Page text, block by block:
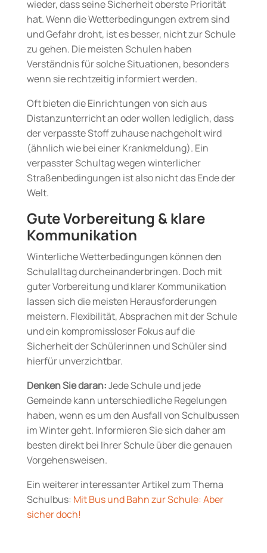
wieder, dass seine Sicherheit oberste Priorität
hat. Wenn die Wetterbedingungen extrem sind
und Gefahr droht, ist es besser, nicht zur Schule
zu gehen. Die meisten Schulen haben
Verständnis für solche Situationen, besonders
wenn sie rechtzeitig informiert werden.
Oft bieten die Einrichtungen von sich aus
Distanzunterricht an oder wollen lediglich, dass
der verpasste Stoff zuhause nachgeholt wird
(ähnlich wie bei einer Krankmeldung). Ein
verpasster Schultag wegen winterlicher
Straßenbedingungen ist also nicht das Ende der
Welt.
Gute Vorbereitung & klare
Kommunikation
Winterliche Wetterbedingungen können den
Schulalltag durcheinanderbringen. Doch mit
guter Vorbereitung und klarer Kommunikation
lassen sich die meisten Herausforderungen
meistern. Flexibilität, Absprachen mit der Schule
und ein kompromissloser Fokus auf die
Sicherheit der Schülerinnen und Schüler sind
hierfür unverzichtbar.
Denken Sie daran:Jede Schule und jede
Gemeinde kann unterschiedliche Regelungen
haben, wenn es um den Ausfall von Schulbussen
im Winter geht. Informieren Sie sich daher am
besten direkt bei Ihrer Schule über die genauen
Vorgehensweisen.
Ein weiterer interessanter Artikel zum Thema
Schulbus: Mit Bus und Bahn zur Schule: Aber
sicher doch!